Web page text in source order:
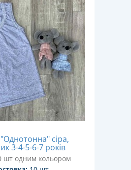
сіра,
3-4-5-6-7 років
шт одним кольором